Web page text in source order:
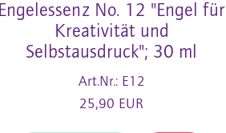
Engelessenz No. 12 "Engel für
Kreativität und
Selbstausdruck"; 30 ml
Art.Nr.: E12
25,90 EUR